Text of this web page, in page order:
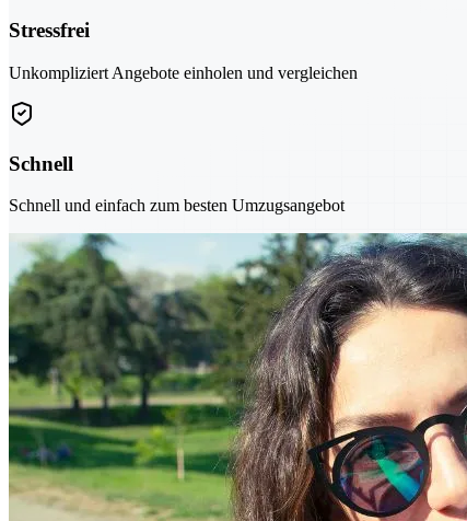
Stressfrei
Unkompliziert Angebote einholen und vergleichen
Schnell
Schnell und einfach zum besten Umzugsangebot